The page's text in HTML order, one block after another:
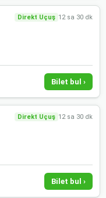
Direkt Uçuş 12 sa 30 dk
Bilet bul ›
Direkt Uçuş 12 sa 30 dk
Bilet bul ›